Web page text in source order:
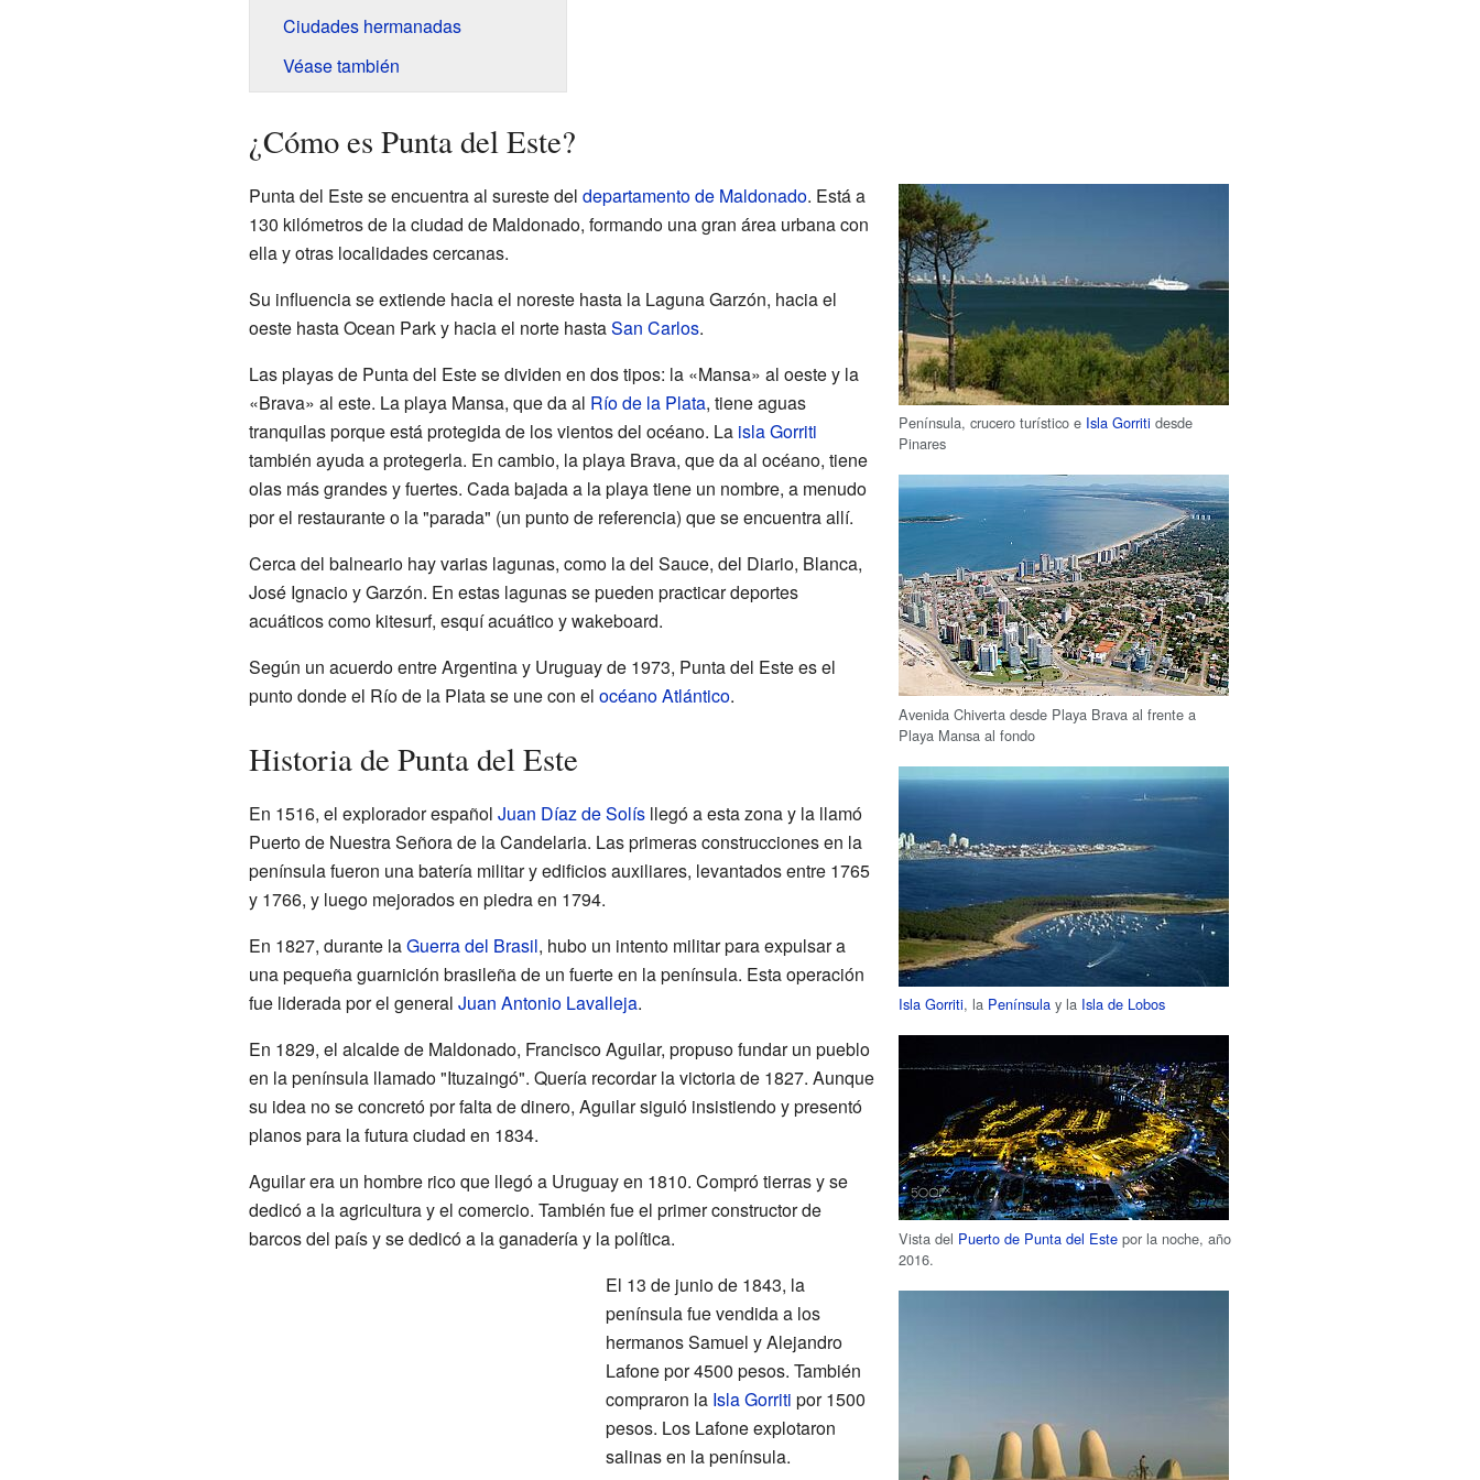
Ciudades hermanadas
Véase también
¿Cómo es Punta del Este?
Península, crucero turístico e Isla Gorriti desde
Pinares
Avenida Chiverta desde Playa Brava al frente a
Playa Mansa al fondo
Isla Gorriti, la Península y la Isla de Lobos
Vista del Puerto de Punta del Este por la noche, año
2016.
Punta del Este se encuentra al sureste del departamento de Maldonado. Está a
130 kilómetros de la ciudad de Maldonado, formando una gran área urbana con
ella y otras localidades cercanas.
Su influencia se extiende hacia el noreste hasta la Laguna Garzón, hacia el
oeste hasta Ocean Park y hacia el norte hastaSan Carlos.
Las playas de Punta del Este se dividen en dos tipos: la «Mansa» al oeste y la
«Brava» al este. La playa Mansa, que da al Río de la Plata, tiene aguas
tranquilas porque está protegida de los vientos del océano. La isla Gorriti
también ayuda a protegerla. En cambio, la playa Brava, que da al océano, tiene
olas más grandes y fuertes. Cada bajada a la playa tiene un nombre, a menudo
por el restaurante o la "parada" (un punto de referencia) que se encuentra allí.
Cerca del balneario hay varias lagunas, como la del Sauce, del Diario, Blanca,
José Ignacio y Garzón. En estas lagunas se pueden practicar deportes
acuáticos como kitesurf, esquí acuático y wakeboard.
Según un acuerdo entre Argentina y Uruguay de 1973, Punta del Este es el
punto donde el Río de la Plata se une con el océano Atlántico.
Historia de Punta del Este
En 1516, el explorador español Juan Díaz de Solísllegó a esta zona y la llamó
Puerto de Nuestra Señora de la Candelaria. Las primeras construcciones en la
península fueron una batería militar y edificios auxiliares, levantados entre 1765
y 1766, y luego mejorados en piedra en 1794.
En 1827, durante laGuerra del Brasil, hubo un intento militar para expulsar a
una pequeña guarnición brasileña de un fuerte en la península. Esta operación
fue liderada por el general Juan Antonio Lavalleja.
En 1829, el alcalde de Maldonado, Francisco Aguilar, propuso fundar un pueblo
en la península llamado "Ituzaingó". Quería recordar la victoria de 1827. Aunque
su idea no se concretó por falta de dinero, Aguilar siguió insistiendo y presentó
planos para la futura ciudad en 1834.
Aguilar era un hombre rico que llegó a Uruguay en 1810. Compró tierras y se
dedicó a la agricultura y el comercio. También fue el primer constructor de
barcos del país y se dedicó a la ganadería y la política.
El 13 de junio de 1843, la
península fue vendida a los
hermanos Samuel y Alejandro
Lafone por 4500 pesos. También
compraron la Isla Gorriti por 1500
pesos. Los Lafone explotaron
salinas en la península.